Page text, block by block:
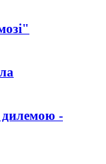
дилемою -